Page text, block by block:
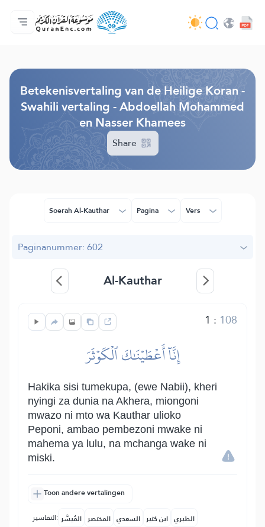
Homepagina
Inhoudsopgave van de vertalingen
Audio
Diensten voor ontwikkelaars - API
Over het project
Contacteer ons
Taal
Betekenisvertaling van de Heilige Koran -
Swahili vertaling - Abdoellah Mohammed
en Nasser Khamees
Share
Soerah Al-Kauthar Pagina Vers
Paginanummer: 602
Al-Kauthar
1 : 108
إِنَّآ أَعۡطَيۡنَٰكَ ٱلۡكَوۡثَرَ
Hakika sisi tumekupa, (ewe Nabii), kheri
nyingi za dunia na Akhera, miongoni
mwazo ni mto wa Kauthar ulioko
Peponi, ambao pembezoni mwake ni
mahema ya lulu, na mchanga wake ni
miski.
Toon andere vertalingen
التفاسير: المُيسَّر المختصر السعدي ابن كثير الطبري